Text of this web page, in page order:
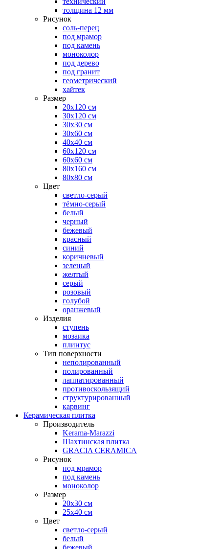
толщина 12 мм
Рисунок
соль-перец
под мрамор
под камень
моноколор
под дерево
под гранит
геометрический
хайтек
Размер
20х120 см
30х120 см
30х30 см
30х60 см
40х40 см
60х120 см
60х60 см
80х160 см
80х80 см
Цвет
светло-серый
тёмно-серый
белый
черный
бежевый
красный
синий
коричневый
зеленый
желтый
серый
розовый
голубой
оранжевый
Изделия
ступень
мозаика
плинтус
Тип поверхности
неполированный
полированный
лаппатированный
противоскользящий
структурированный
карвинг
Керамическая плитка
Производитель
Kerama-Marazzi
Шахтинская плитка
GRACIA CERAMICA
Рисунок
под мрамор
под камень
моноколор
Размер
20х30 см
25х40 см
Цвет
светло-серый
белый
бежевый